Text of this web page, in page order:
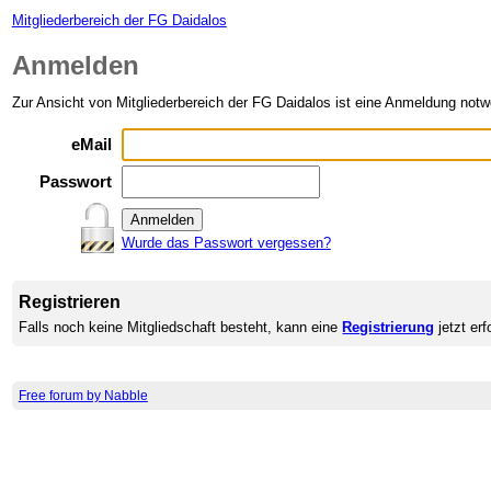
Mitgliederbereich der FG Daidalos
Anmelden
Zur Ansicht von Mitgliederbereich der FG Daidalos ist eine Anmeldung
eMail
Passwort
Wurde das Passwort vergessen?
Registrieren
Falls noch keine Mitgliedschaft besteht, kann eine Registrierung jetzt
Free forum by Nabble